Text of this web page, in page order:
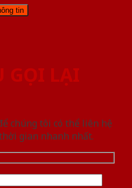
GỌI LẠI
chúng tôi có thể liên hệ
gian nhanh nhất.